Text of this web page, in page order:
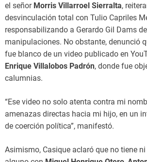
el señor Morris Villarroel Sierralta,
desvinculación total con Tulio Capriles
responsabilizando a Gerardo Gil Dams
manipulaciones. No obstante, denunció
fue blanco de un video publicado en
Enrique Villalobos Padrón, donde fue
calumnias.
“Ese video no solo atenta contra mi
amenazas directas hacia mi hijo, en un
de coerción política”, manifestó.
Asimismo, Casique aclaró que no tiene